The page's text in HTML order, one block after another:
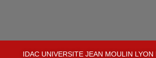
IDAC UNIVERSITE JEAN MOULIN